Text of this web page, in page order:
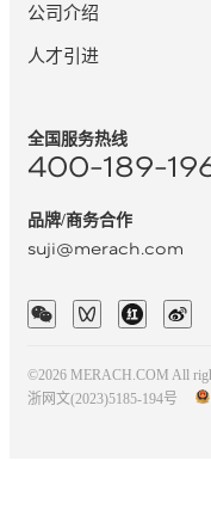
公司介绍
人才引进
全国服务热线
400-189-
品牌/商务合作
suji@merach.com
©2026 MERACH.COM All
浙网文(2023)5185-194号